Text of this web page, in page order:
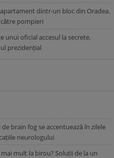
dintr-un bloc din Oradea.
pompieri
unui oficial accesul la secrete.
prezidențial
brain fog se accentuează în zilele
neurologului
mult la birou? Soluții de la un